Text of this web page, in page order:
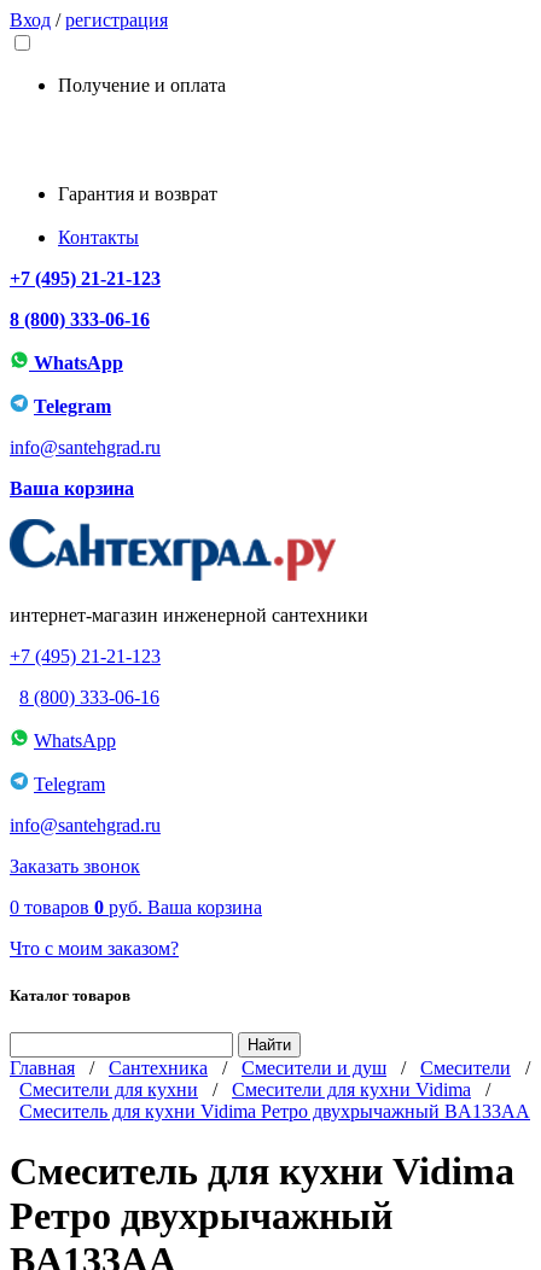
Вход /регистрация
Получение и оплата
Гарантия и возврат
Контакты
+7 (495) 21-21-123
8 (800) 333-06-16
WhatsApp
Telegram
info@santehgrad.ru
Ваша корзина
интернет-магазин инженерной сантехники
+7 (495) 21-21-123
8 (800) 333-06-16
WhatsApp
Telegram
info@santehgrad.ru
Заказать звонок
0 товаров 0 руб. Ваша корзина
Что с моим заказом?
Каталог товаров
Главная / Сантехника / Смесители и душ / Смесители /
Смесители для кухни / Смесители для кухни Vidima /
Смеситель для кухни Vidima Ретро двухрычажный BA133AA
Смеситель для кухни Vidima
Ретро двухрычажный
BA133AA